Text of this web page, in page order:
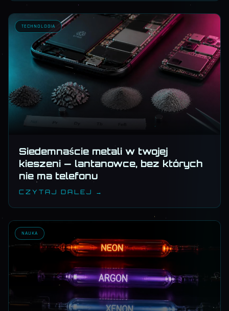
TECHNOLOGIA
Siedemnaście metali w twojej
kieszeni — lantanowce, bez których
nie ma telefonu
CZYTAJ DALEJ →
NAUKA